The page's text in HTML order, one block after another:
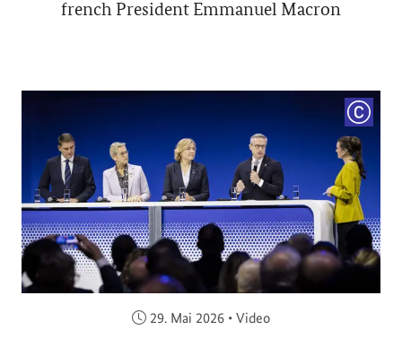
french President Emmanuel Macron
Veröffentlicht am:
29. Mai 2026 • Video